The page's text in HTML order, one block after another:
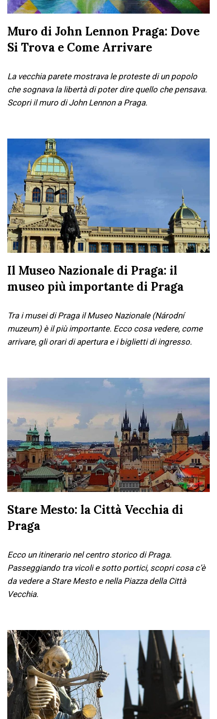
Muro di John Lennon Praga: Dove
Si Trova e Come Arrivare
La vecchia parete mostrava le proteste di un popolo
che sognava la libertà di poter dire quello che pensava.
Scopri il muro di John Lennon a Praga.
Il Museo Nazionale di Praga: il
museo più importante di Praga
Tra i musei di Praga il Museo Nazionale (Národní
muzeum) è il più importante. Ecco cosa vedere, come
arrivare, gli orari di apertura e i biglietti di ingresso.
Stare Mesto: la Città Vecchia di
Praga
Ecco un itinerario nel centro storico di Praga.
Passeggiando tra vicoli e sotto portici, scopri cosa c’è
da vedere a Stare Mesto e nella Piazza della Città
Vecchia.